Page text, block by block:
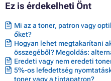
Ez is érdekelheti Önt
Mi az a toner, patron vagy
őket?
Hogyan lehet megtakarítani
összegéből? Megoldás:
Eredeti vagy nem eredeti
5%-os lefedettség
toner vagy a tintapatron?